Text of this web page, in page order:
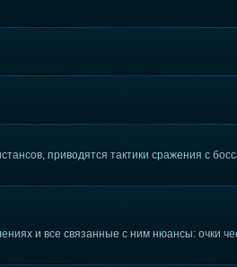
приводятся тактики сражения с
и все связанные с ним нюансы: очки